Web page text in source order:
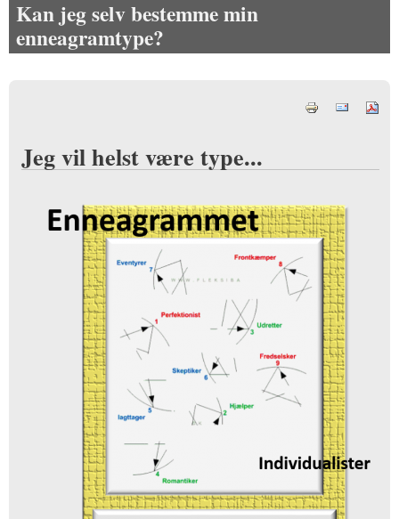
Kan jeg selv bestemme min
enneagramtype?
Jeg vil helst være type...